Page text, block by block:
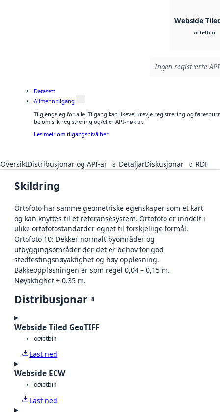
Webside
octetbin
Ingen registrerte
Datasett
Allmenn tilgang
Tilgjengeleg for alle. Tilgang kan likevel krevje registrering og
be om slik registrering og/eller API-nøklar.
Les meir om tilgangsnivå her
OversiktDistribusjonar og API-ar 8 DetaljarDiskusjonar 0 RDF
Skildring
Ortofoto har samme geometriske egenskaper som et kart
og kan knyttes til et referansesystem. Ortofoto er inndelt i
ulike ortofotostandarder egnet til forskjellige formål.
Ortofoto 10: Dekker normalt byområder og
utbyggingsområder der det er behov for god
stedfestingsnøyaktighet og høy oppløsning.
Bakkeoppløsningen er som regel 0,04 – 0,15 m.
Nøyaktighet ± 0.35 m.
Distribusjonar 8
Webside Tiled GeoTIFF
octetbin
Last ned
Webside ECW
octetbin
Last ned